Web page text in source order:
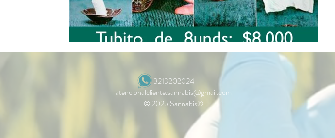
3213202024
atencionalcliente.sannabis@gmail.com
© 2025 Sannabis®